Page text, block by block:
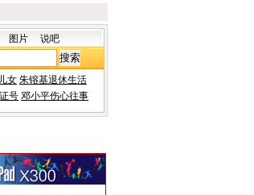
图片 说吧
女 朱镕基退休生活
号 邓小平伤心往事